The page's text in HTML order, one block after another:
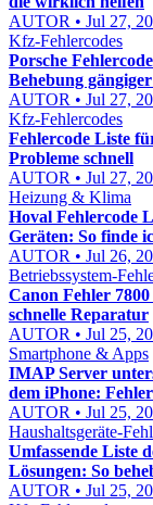
AUTOR • Jul 27,
Kfz-Fehlercodes
Porsche
Behebung
AUTOR • Jul 27,
Kfz-Fehlercodes
Fehlercode Liste
Probleme schnell
AUTOR • Jul 27,
Heizung & Klima
Hoval Fehlercode
Geräten: So finde
AUTOR • Jul 26,
Betriebssystem-
Canon Fehler
schnelle Reparatur
AUTOR • Jul 25,
Smartphone & Apps
IMAP Server
dem iPhone:
AUTOR • Jul 25,
Haushaltsgeräte-
Umfassende Liste
Lösungen: So
AUTOR • Jul 25,